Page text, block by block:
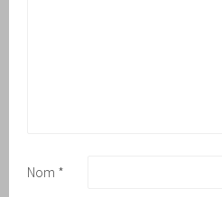
Nom *